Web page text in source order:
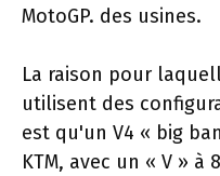
MotoGP. des usines.
La raison pour
utilisent des
est qu'un V4 « big
KTM, avec un « V »